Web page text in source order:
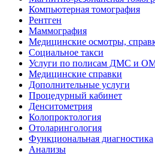
Компьютерная томография
Рентген
Маммография
Медицинские осмотры,
Социальное такси
Услуги по полисам ДМС и
Медицинские справки
Дополнительные услуги
Процедурный кабинет
Денситометрия
Колопроктология
Отоларингология
Функциональная диагностика
Анализы